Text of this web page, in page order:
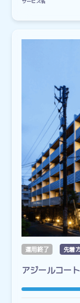
運用終了 先着
アジールコー